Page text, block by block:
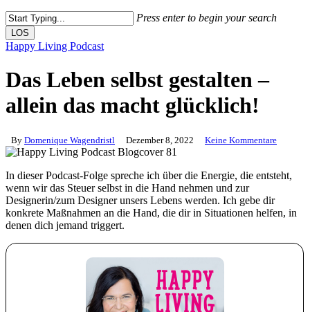
Press enter to begin your search
LOS
Close
Happy Living Podcast
Das Leben selbst gestalten –
allein das macht glücklich!
By Domenique Wagendristl Dezember 8, 2022 Keine Kommentare
In dieser Podcast-Folge spreche ich über die Energie, die entsteht,
wenn wir das Steuer selbst in die Hand nehmen und zur
Designerin/zum Designer unsers Lebens werden. Ich gebe dir
konkrete Maßnahmen an die Hand, die dir in Situationen helfen, in
denen dich jemand triggert.